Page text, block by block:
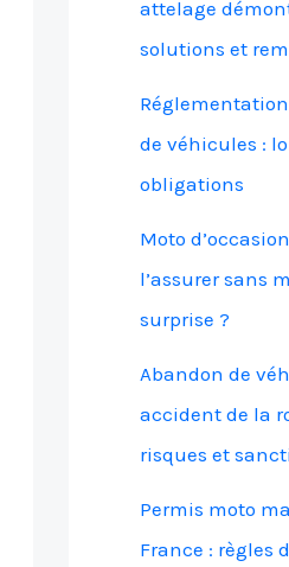
attelage
solutions et
de véhicules :
obligations
Moto
l’assurer sans
surprise ?
Abandon de
accident de la
risques et
Permis moto
France : règles